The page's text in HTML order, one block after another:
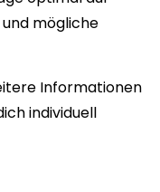
mögliche
Informationen
individuell